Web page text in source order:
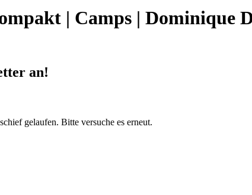
| Camps | Dominique
an!
gelaufen. Bitte versuche es erneut.